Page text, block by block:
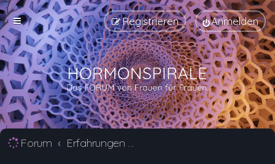
Anmelden
Registrieren
Forum Erfahrungen mit Verhütungsmittel Alternativen